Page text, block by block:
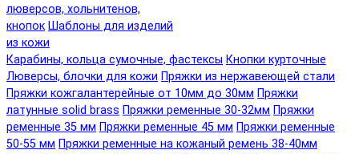
люверсов, хольнитенов,
кнопок Шаблоны для изделий
из кожи
Карабины, кольца сумочные, фастексы Кнопки курточные
Люверсы, блочки для кожи Пряжки из нержавеющей стали
Пряжки кожгалантерейные от 10мм до 30мм Пряжки
латунные solid brass Пряжки ременные 30-32мм Пряжки
ременные 35 мм Пряжки ременные 45 мм Пряжки ременные
50-55 мм Пряжки ременные на кожаный ремень 38-40мм